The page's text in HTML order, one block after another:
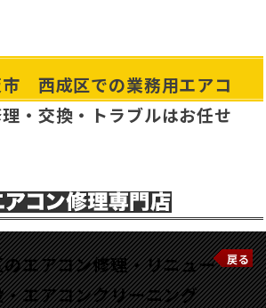
西成区での業務用エアコ
・交換・トラブルはお任せ
エアコン修理・リニュー
エアコンクリーニング
戻る